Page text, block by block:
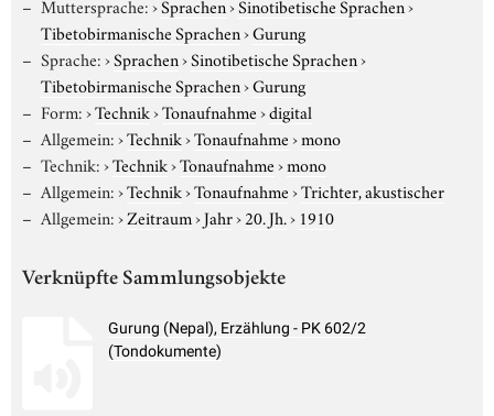
Muttersprache:›Sprachen›Sinotibetische Sprachen›
Tibetobirmanische Sprachen›Gurung
Sprache:›Sprachen›Sinotibetische Sprachen›
Tibetobirmanische Sprachen›Gurung
Form:›Technik›Tonaufnahme›digital
Allgemein:›Technik›Tonaufnahme›mono
Technik:›Technik›Tonaufnahme›mono
Allgemein:›Technik›Tonaufnahme›Trichter, akustischer
Allgemein:›Zeitraum›Jahr›20. Jh.› 1910
Verknüpfte Sammlungsobjekte
Gurung (Nepal), Erzählung - PK 602/2
(Tondokumente)